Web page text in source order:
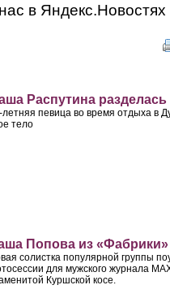
в Яндекс.Новостях
Распутина разделась
летняя певица во время отдыха в
тело
Попова из «Фабрики»
солистка популярной группы
для мужского журнала
Куршской косе.